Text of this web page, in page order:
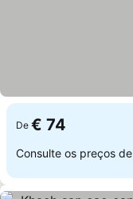
De € 74
Consulte os preços de